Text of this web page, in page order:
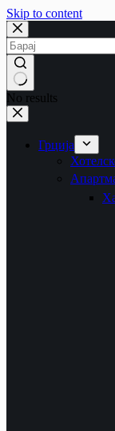
Skip to content
No results
Грција